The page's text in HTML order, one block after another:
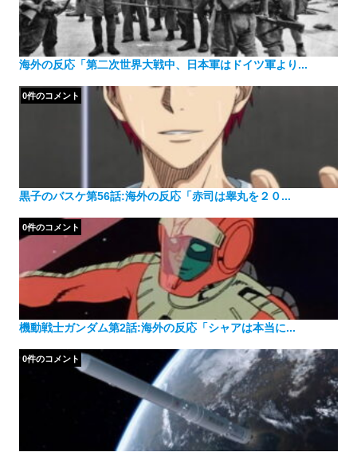
海外の反応「第二次世界大戦中、日本軍はドイツ軍より...
黒子のバスケ第56話:海外の反応「赤司は睾丸を２０...
0件のコメント
機動戦士ガンダム第2話:海外の反応「シャアは本当に...
0件のコメント
0件のコメント